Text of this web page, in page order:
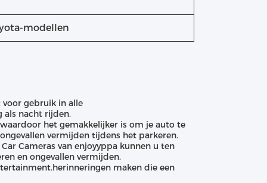
modellen
gebruik in alle
als nacht rijden.
het gemakkelijker is om je auto te
vermijden tijdens het parkeren.
Cameras van enjoyyppa kunnen u ten
en ongevallen vermijden.
maken die een